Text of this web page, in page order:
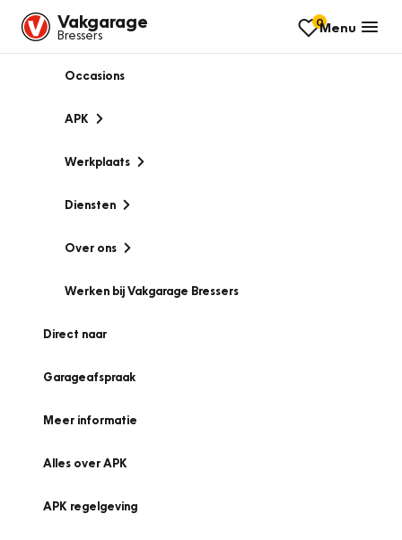
Vakgarage
Bressers
0Menu
Occasions
APK
Werkplaats
Diensten
Over ons
Werken bij Vakgarage Bressers
Direct naar
Garageafspraak
Meer informatie
Alles over APK
APK regelgeving